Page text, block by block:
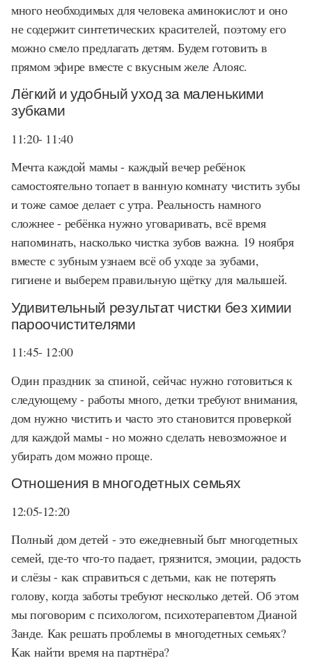
много необходимых для человека аминокислот и оно
не содержит синтетических красителей, поэтому его
можно смело предлагать детям. Будем готовить в
прямом эфире вместе с вкусным желе Алояс.
Лёгкий и удобный уход за маленькими
зубками
11:20- 11:40
Мечта каждой мамы - каждый вечер ребёнок
самостоятельно топает в ванную комнату чистить зубы
и тоже самое делает с утра. Реальность намного
сложнее - ребёнка нужно уговаривать, всё время
напоминать, насколько чистка зубов важна. 19 ноября
вместе с зубным узнаем всё об уходе за зубами,
гигиене и выберем правильную щётку для малышей.
Удивительный результат чистки без химии
пароочистителями
11:45- 12:00
Один праздник за спиной, сейчас нужно готовиться к
следующему - работы много, детки требуют внимания,
дом нужно чистить и часто это становится проверкой
для каждой мамы - но можно сделать невозможное и
убирать дом можно проще.
Отношения в многодетных семьях
12:05-12:20
Полный дом детей - это ежедневный быт многодетных
семей, где-то что-то падает, грязнится, эмоции, радость
и слёзы - как справиться с детьми, как не потерять
голову, когда заботы требуют несколько детей. Об этом
мы поговорим с психологом, психотерапевтом Дианой
Занде. Как решать проблемы в многодетных семьях?
Как найти время на партнёра?